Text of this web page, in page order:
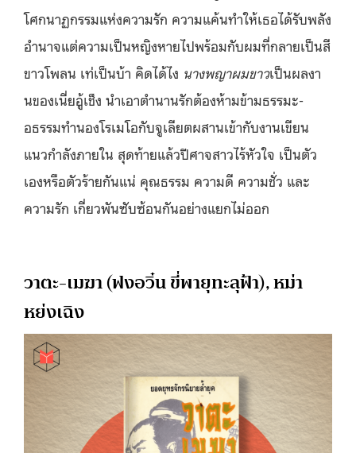
โศกนาฏกรรมแห่งความรัก ความแค้นทำให้เธอได้รับพลัง
อำนาจแต่ความเป็นหญิงหายไปพร้อมกับผมที่กลายเป็นสี
ขาวโพลน เท่เป็นบ้า คิดได้ไง นางพญาผมขาวเป็นผลงา
นของเนี่ยอู้เช็ง นำเอาตำนานรักต้องห้ามข้ามธรรมะ-
อธรรมทำนองโรเมโอกับจูเลียตผสานเข้ากับงานเขียน
แนวกำลังภายใน สุดท้ายแล้วปีศาจสาวไร้หัวใจ เป็นตัว
เองหรือตัวร้ายกันแน่ คุณธรรม ความดี ความชั่ว และ
ความรัก เกี่ยวพันซับซ้อนกันอย่างแยกไม่ออก
วาตะ-เมฆา (ฟงอวิ๋น ขี่พายุทะลุฟ้า), หม่า
หย่งเฉิง